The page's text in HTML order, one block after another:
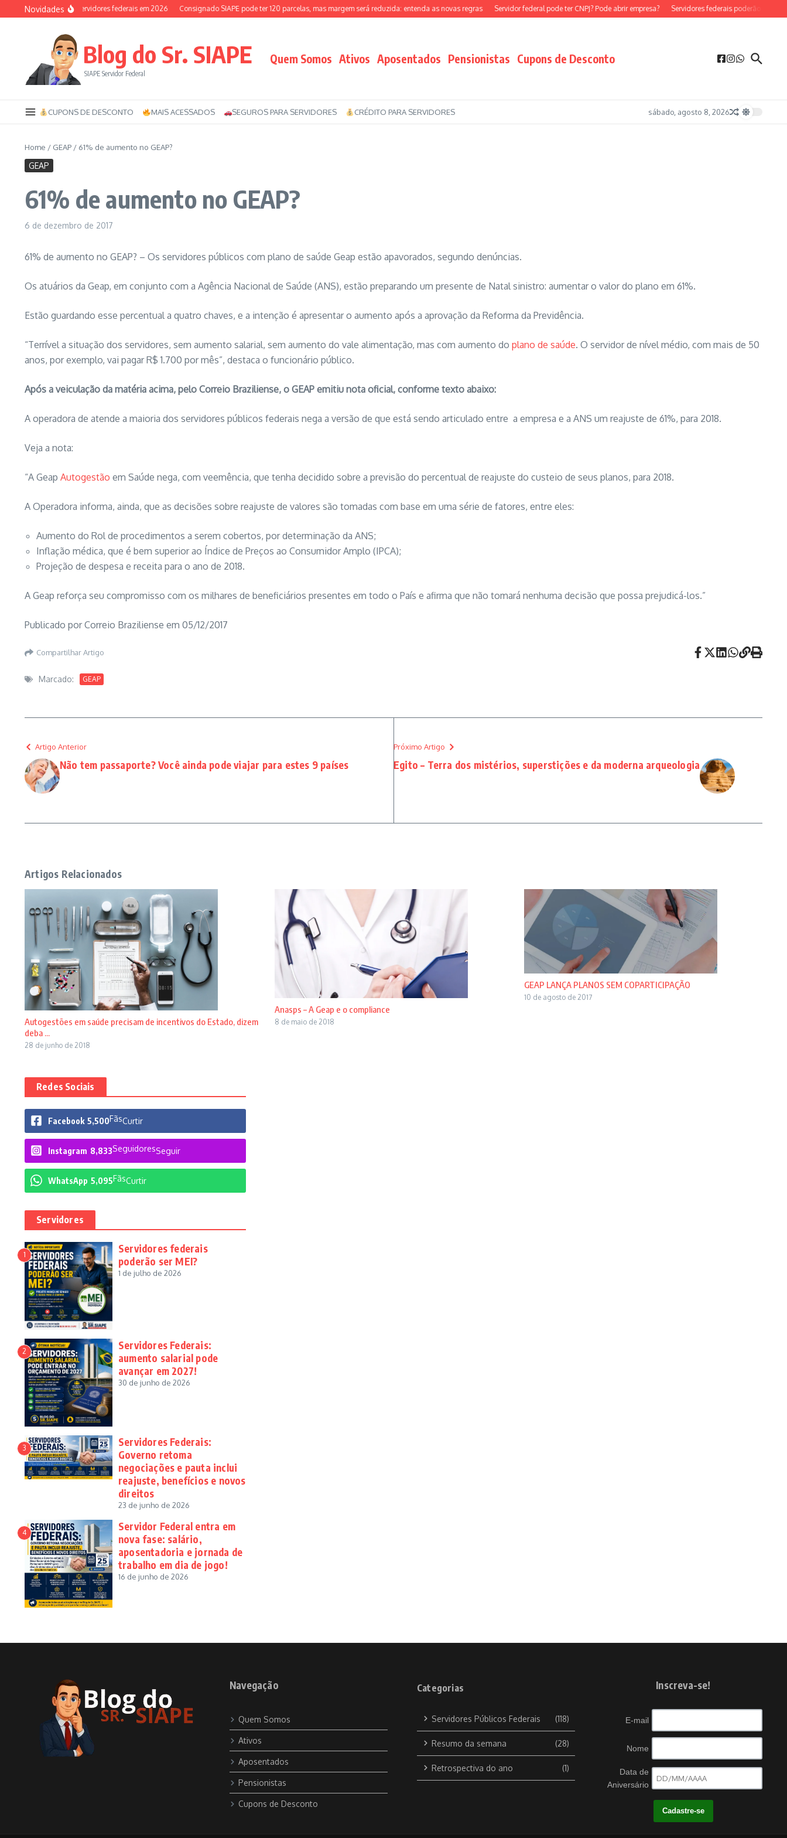
Ir para o conteúdo
Novidades
Auxílio-saúde dos servidores federais em 2026 Consignado SIAPE pode ter 120 parcelas, mas margem será reduzida: entenda as novas regras Servidor federal pode ter CNPJ? Pode abrir empresa? Servidores federais poderão ser MEI?
Blog do Sr. SIAPE
SIAPE Servidor Federal
Quem Somos Ativos Aposentados Pensionistas Cupons de Desconto
CUPONS DE DESCONTO MAIS ACESSADOS SEGUROS PARA SERVIDORES CRÉDITO PARA SERVIDORES sábado, agosto 8, 2026
Home / GEAP / 61% de aumento no GEAP?
GEAP
61% de aumento no GEAP?
6 de dezembro de 2017
61% de aumento no GEAP? – Os servidores públicos com plano de saúde Geap estão apavorados, segundo denúncias.
Os atuários da Geap, em conjunto com a Agência Nacional de Saúde (ANS), estão preparando um presente de Natal sinistro: aumentar o valor do plano em 61%.
Estão guardando esse percentual a quatro chaves, e a intenção é apresentar o aumento após a aprovação da Reforma da Previdência.
“Terrível a situação dos servidores, sem aumento salarial, sem aumento do vale alimentação, mas com aumento do plano de saúde. O servidor de nível médio, com mais de 50
anos, por exemplo, vai pagar R$ 1.700 por mês”, destaca o funcionário público.
Após a veiculação da matéria acima, pelo Correio Braziliense, o GEAP emitiu nota oficial, conforme texto abaixo:
A operadora de atende a maioria dos servidores públicos federais nega a versão de que está sendo articulado entre a empresa e a ANS um reajuste de 61%, para 2018.
Veja a nota:
“A Geap Autogestão em Saúde nega, com veemência, que tenha decidido sobre a previsão do percentual de reajuste do custeio de seus planos, para 2018.
A Operadora informa, ainda, que as decisões sobre reajuste de valores são tomadas com base em uma série de fatores, entre eles:
Aumento do Rol de procedimentos a serem cobertos, por determinação da ANS;
Inflação médica, que é bem superior ao Índice de Preços ao Consumidor Amplo (IPCA);
Projeção de despesa e receita para o ano de 2018.
A Geap reforça seu compromisso com os milhares de beneficiários presentes em todo o País e afirma que não tomará nenhuma decisão que possa prejudicá-los.”
Publicado por Correio Braziliense em 05/12/2017
Compartilhar Artigo
Marcado: GEAP
Artigo Anterior
Não tem passaporte? Você ainda pode viajar para estes 9 países
Próximo Artigo
Egito – Terra dos mistérios, superstições e da moderna arqueologia
Artigos Relacionados
Autogestões em saúde precisam de incentivos do Estado, dizem
deba ...
28 de junho de 2018
Anasps – A Geap e o compliance
8 de maio de 2018
GEAP LANÇA PLANOS SEM COPARTICIPAÇÃO
10 de agosto de 2017
Redes Sociais
Facebook 5,500FãsCurtir
Instagram 8,833SeguidoresSeguir
WhatsApp 5,095FãsCurtir
Servidores
1
Servidores federais
poderão ser MEI?
1 de julho de 2026
2
Servidores Federais:
aumento salarial pode
avançar em 2027!
30 de junho de 2026
3
Servidores Federais:
Governo retoma
negociações e pauta inclui
reajuste, benefícios e novos
direitos
23 de junho de 2026
4
Servidor Federal entra em
nova fase: salário,
aposentadoria e jornada de
trabalho em dia de jogo!
16 de junho de 2026
Navegação
Quem Somos
Ativos
Aposentados
Pensionistas
Cupons de Desconto
Categorias
Servidores Públicos Federais (118)
Resumo da semana (28)
Retrospectiva do ano (1)
Inscreva-se!
E-mail
Nome
Data de
Aniversário